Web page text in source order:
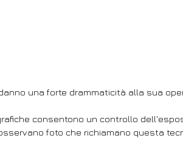
una forte drammaticità alla sua
consentono un controllo
foto che richiamano questa